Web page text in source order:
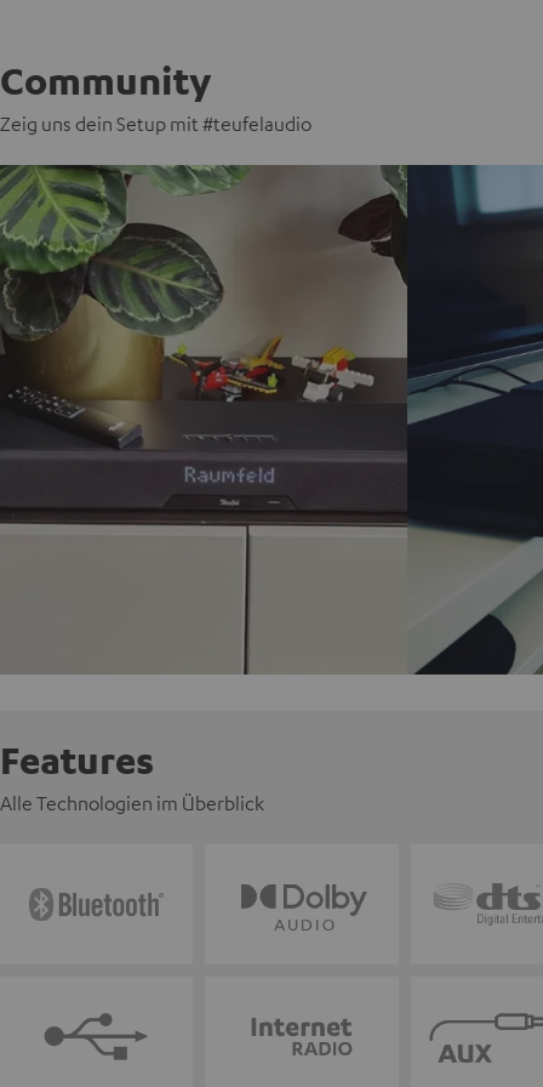
Community
Zeig uns dein Setup mit #teufelaudio
Features
Alle Technologien im Überblick